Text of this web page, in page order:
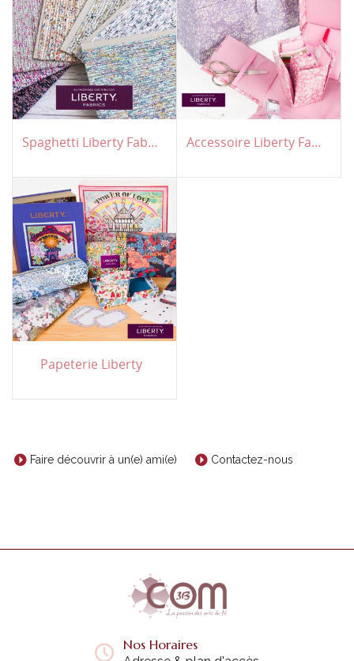
Spaghetti Liberty Fabrics Accessoire Liberty Fabrics
Papeterie Liberty
Faire découvrir à un(e) ami(e) Contactez-nous
Nos Horaires